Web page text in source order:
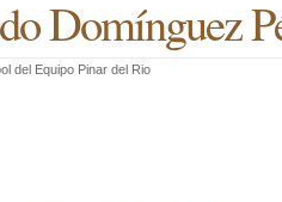
Domínguez
del Equipo Pinar del Rio